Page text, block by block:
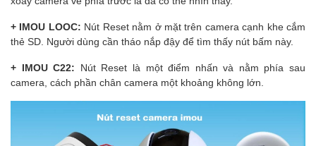
+ IMOU LOOC: Nút Reset nằm ở mặt trên camera cạnh khe cắm
thẻ SD. Người dùng cần tháo nắp đậy để tìm thấy nút bấm này.
+ IMOU C22: Nút Reset là một điểm nhấn và nằm phía sau
camera, cách phần chân camera một khoảng không lớn.